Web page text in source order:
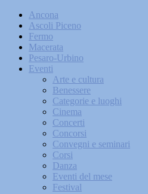
Ancona
Ascoli Piceno
Fermo
Macerata
Pesaro-Urbino
Eventi
Arte e cultura
Benessere
Categorie e luoghi
Cinema
Concerti
Concorsi
Convegni e seminari
Corsi
Danza
Eventi del mese
Festival